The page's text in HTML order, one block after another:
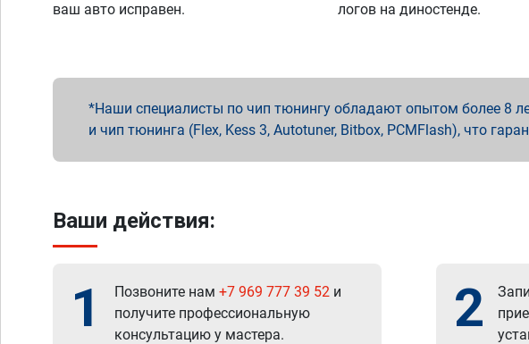
ваш авто исправен.
логов на диностенде.
Наши специалисты по чип тюнингу обладают опытом более 8
и чип тюнинга (Flex, Kess 3, Autotuner, Bitbox, PCMFlash), что
Ваши действия:
1 Позвоните нам +7 969 777 39 52 и
получите профессиональную
консультацию у мастера.
2